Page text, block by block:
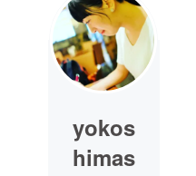
yokos
himas